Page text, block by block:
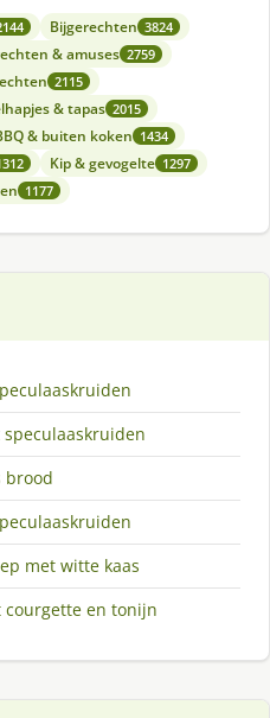
Bijgerechten 3824
& amuses 2759
2115
& tapas 2015
& buiten koken 1434
Kip & gevogelte 1297
1177
brood
met witte kaas
courgette en tonijn